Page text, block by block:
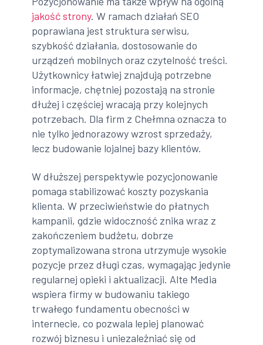
jakość strony. W ramach działań SEO
poprawiana jest struktura serwisu,
szybkość działania, dostosowanie do
urządzeń mobilnych oraz czytelność treści.
Użytkownicy łatwiej znajdują potrzebne
informacje, chętniej pozostają na stronie
dłużej i częściej wracają przy kolejnych
potrzebach. Dla firm z Chełmna oznacza to
nie tylko jednorazowy wzrost sprzedaży,
lecz budowanie lojalnej bazy klientów.
W dłuższej perspektywie pozycjonowanie
pomaga stabilizować koszty pozyskania
klienta. W przeciwieństwie do płatnych
kampanii, gdzie widoczność znika wraz z
zakończeniem budżetu, dobrze
zoptymalizowana strona utrzymuje wysokie
pozycje przez długi czas, wymagając jedynie
regularnej opieki i aktualizacji. Alte Media
wspiera firmy w budowaniu takiego
trwałego fundamentu obecności w
internecie, co pozwala lepiej planować
rozwój biznesu i uniezależniać się od